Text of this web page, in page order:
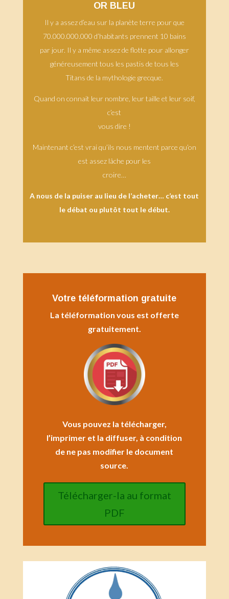
OR BLEU
Il y a assez d’eau sur la planète terre pour que
70.000.000.000 d’habitants prennent 10 bains
par jour. Il y a même assez de flotte pour allonger
généreusement tous les pastis de tous les
Titans de la mythologie grecque.
Quand on connait leur nombre, leur taille et leur soif,
c’est
vous dire !
Maintenant c’est vrai qu’ils nous mentent parce qu’on
est assez lâche pour les
croire…
A nous de la puiser au lieu de l’acheter… c’est tout
le débat ou plutôt tout le début.
Votre téléformation gratuite
La téléformation vous est offerte
gratuitement.
Vous pouvez la télécharger,
l’imprimer et la diffuser, à condition
de ne pas modifier le document
source.
Télécharger-la au format
PDF